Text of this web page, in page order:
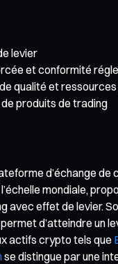
levier
et conformité
qualité et
produits de trading
d’échange de
mondiale,
avec effet de levier.
d’atteindre un
actifs crypto tels que
se distingue par une